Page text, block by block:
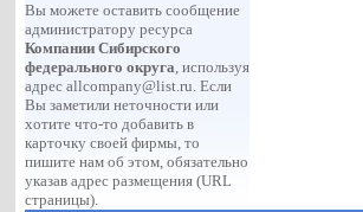
Вы можете оставить сообщение
администратору ресурса
Компании Сибирского
федерального округа, используя
адресallcompany@list.ru. Если
Вы заметили неточности или
хотите что-то добавить в
карточку своей фирмы, то
пишите нам об этом, обязательно
указав адрес размещения (URL
страницы).